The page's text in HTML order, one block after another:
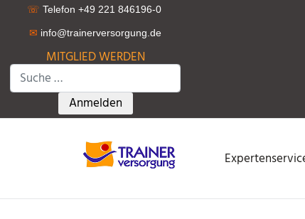
☏ Telefon +49 221 846196-0
✉ info@trainerversorgung.de
MITGLIED WERDEN
Suchen
Type 2 or more characters for results.
Anmelden